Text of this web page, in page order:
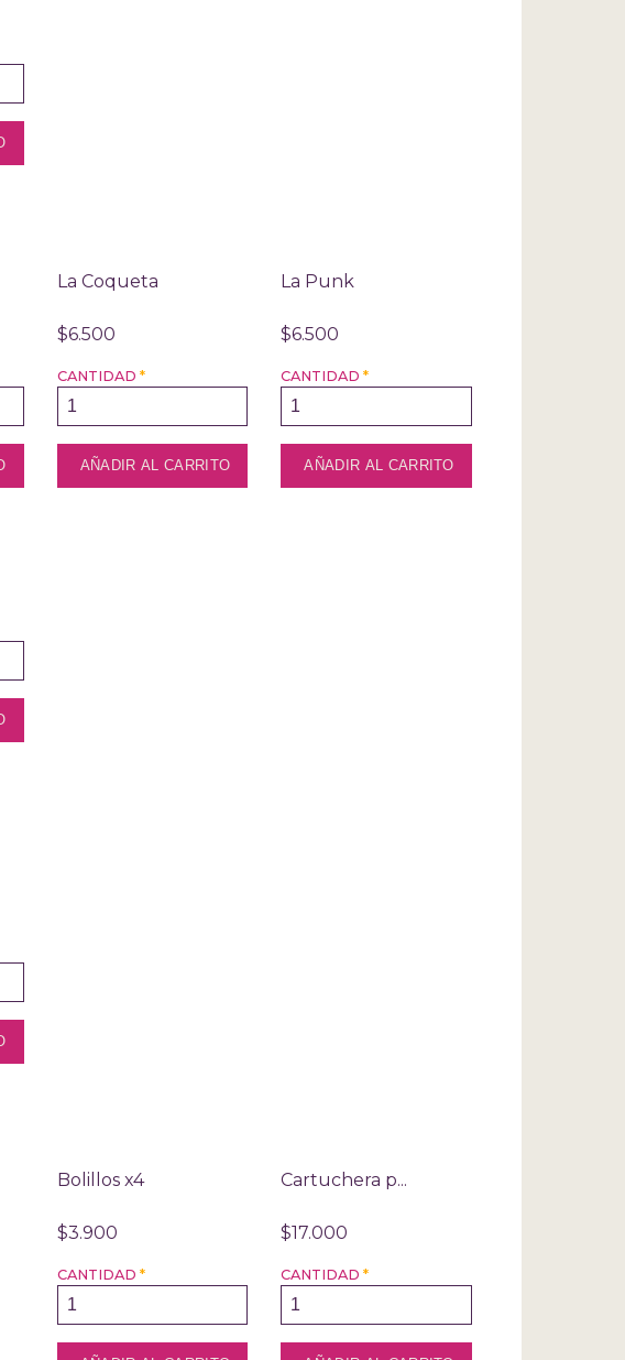
La Coqueta
$6.500
CANTIDAD *
La Punk
$6.500
CANTIDAD*
Bolillos x4
$3.900
CANTIDAD *
Cartuchera p...
$17.000
CANTIDAD*